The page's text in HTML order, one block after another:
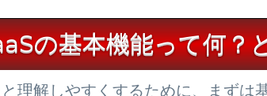
の基本機能って何？
理解しやすくするために、まず